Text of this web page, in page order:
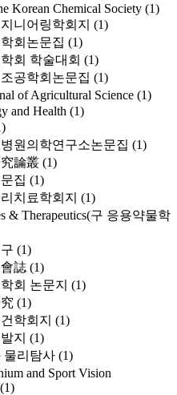
Korean Chemical Society (1)
니어링학회지 (1)
회논문집 (1)
회 학술대회 (1)
공학회논문집 (1)
of Agricultural Science (1)
and Health (1)
원의학연구소논문집 (1)
論叢 (1)
집 (1)
치료학회지 (1)
& Therapeutics(구 응용약물학
(1)
誌 (1)
회 논문지 (1)
(1)
학회지 (1)
지 (1)
물리탐사 (1)
and Sport Vision
(1)